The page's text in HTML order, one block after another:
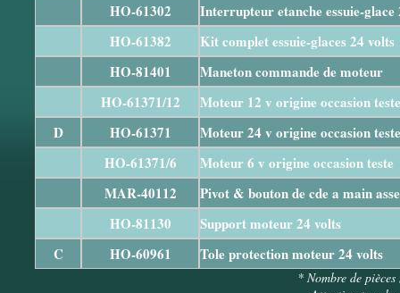
HO-61302
Interrupteur etanche essuie-
HO-61382
Kit complet essuie-glaces 24 volts
HO-81401
Maneton commande de moteur
HO-61371/12
Moteur 12 v origine occasion teste
D
HO-61371
Moteur 24 v origine occasion
HO-61371/6
Moteur 6 v origine occasion teste
MAR-40112
Pivot & bouton de cde a main
HO-81130
Support moteur 24 volts
C
HO-60961 Tole protection moteur 24 volts
* Nombre de